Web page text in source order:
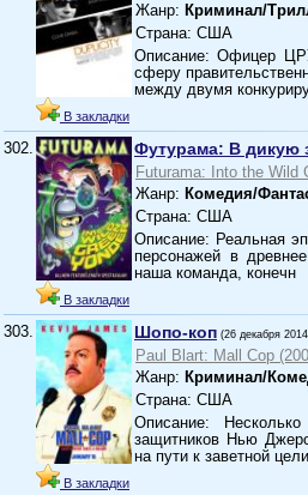
В закладки
Жанр: Криминал/
Страна: США
Описание: Офицер
сферу
между двумя
302.
В закладки
Футурама: В дикую
Futurama: Into the Wild
Жанр: Комедия/
Страна: США
Описание: Реальная
персонажей в
наша команда, конечн
303.
В закладки
Шопо-коп (26 декабря
Paul Blart: Mall Cop
Жанр: Криминал/
Страна: США
Описание:
защитников Нью
на пути к заветной